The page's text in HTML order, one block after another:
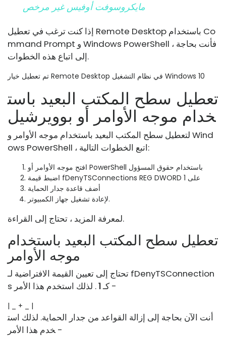
مايكروسوفت أوفيس غير مرخص
إذا كنت ترغب في تعطيل Remote Desktop باستخدام Co
mmand Prompt و Windows PowerShell ، فأنت بحاجة
إلى اتباع هذه الخطوات.
تم تعطيل خيار Remote Desktop في نظام التشغيل Windows 10
تعطيل سطح المكتب البعيد باست
خدام موجه الأوامر أو بوويرشيل
لتعطيل سطح المكتب البعيد باستخدام موجه الأوامر و Wind
ows PowerShell ، اتبع الخطوات التالية:
افتح موجه الأوامر أو PowerShell باستخدام حقوق المسؤول
اضبط قيمة fDenyTSConnections REG DWORD على 1
أضف قاعدة جدار الحماية
لإعادة تشغيل جهاز الكمبيوتر.
لمعرفة المزيد ، تحتاج إلى القراءة.
تعطيل سطح المكتب البعيد باستخدام
موجه الأوامر
تحتاج إلى تعيين القيمة الافتراضية لـ fDenyTSConnection
s كـ1 . لذلك استخدم هذا الأمر -
| _ + _ |
أنت الآن بحاجة إلى إزالة القواعد من جدار الحماية. لذلك است
خدم هذا الأمر -